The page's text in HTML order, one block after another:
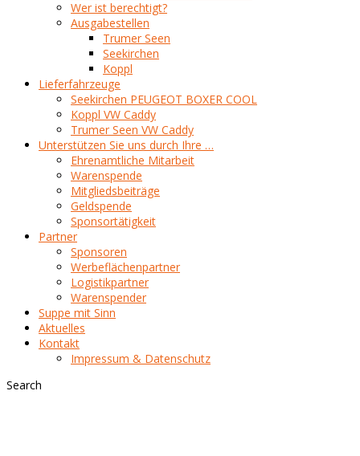
Wer ist berechtigt?
Ausgabestellen
Trumer Seen
Seekirchen
Koppl
Lieferfahrzeuge
Seekirchen PEUGEOT BOXER COOL
Koppl VW Caddy
Trumer Seen VW Caddy
Unterstützen Sie uns durch Ihre …
Ehrenamtliche Mitarbeit
Warenspende
Mitgliedsbeiträge
Geldspende
Sponsortätigkeit
Partner
Sponsoren
Werbeflächenpartner
Logistikpartner
Warenspender
Suppe mit Sinn
Aktuelles
Kontakt
Impressum & Datenschutz
Search